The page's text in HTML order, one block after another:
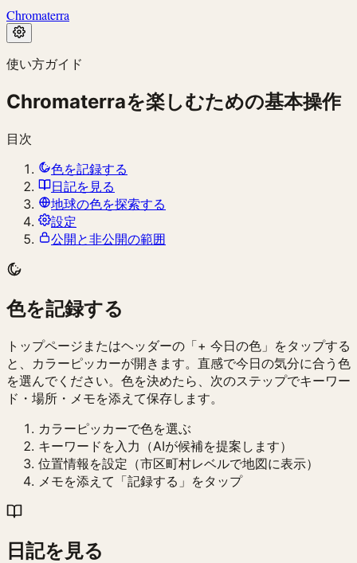
Chromaterra
使い方ガイド
Chromaterraを楽しむための基本操作
目次
色を記録する
日記を見る
地球の色を探索する
設定
公開と非公開の範囲
色を記録する
トップページまたはヘッダーの「+ 今日の色」をタップする
と、カラーピッカーが開きます。直感で今日の気分に合う色
を選んでください。色を決めたら、次のステップでキーワー
ド・場所・メモを添えて保存します。
カラーピッカーで色を選ぶ
キーワードを入力（AIが候補を提案します）
位置情報を設定（市区町村レベルで地図に表示）
メモを添えて「記録する」をタップ
日記を見る